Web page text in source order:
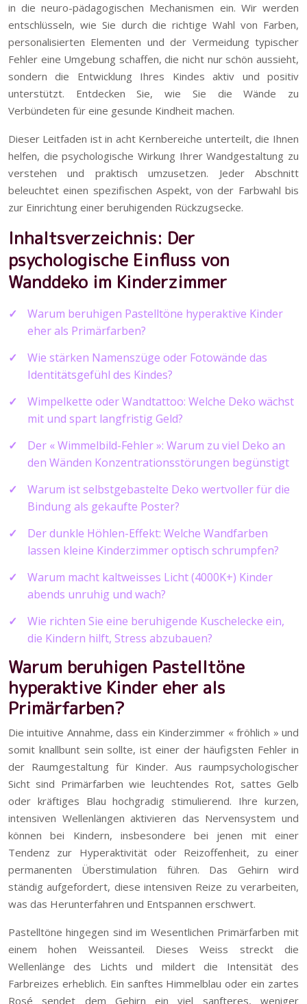
in die neuro-pädagogischen Mechanismen ein. Wir werden
entschlüsseln, wie Sie durch die richtige Wahl von Farben,
personalisierten Elementen und der Vermeidung typischer
Fehler eine Umgebung schaffen, die nicht nur schön aussieht,
sondern die Entwicklung Ihres Kindes aktiv und positiv
unterstützt. Entdecken Sie, wie Sie die Wände zu
Verbündeten für eine gesunde Kindheit machen.
Dieser Leitfaden ist in acht Kernbereiche unterteilt, die Ihnen
helfen, die psychologische Wirkung Ihrer Wandgestaltung zu
verstehen und praktisch umzusetzen. Jeder Abschnitt
beleuchtet einen spezifischen Aspekt, von der Farbwahl bis
zur Einrichtung einer beruhigenden Rückzugsecke.
Inhaltsverzeichnis: Der
psychologische Einfluss von
Wanddeko im Kinderzimmer
Warum beruhigen Pastelltöne hyperaktive Kinder
eher als Primärfarben?
Wie stärken Namenszüge oder Fotowände das
Identitätsgefühl des Kindes?
Wimpelkette oder Wandtattoo: Welche Deko wächst
mit und spart langfristig Geld?
Der « Wimmelbild-Fehler »: Warum zu viel Deko an
den Wänden Konzentrationsstörungen begünstigt
Warum ist selbstgebastelte Deko wertvoller für die
Bindung als gekaufte Poster?
Der dunkle Höhlen-Effekt: Welche Wandfarben
lassen kleine Kinderzimmer optisch schrumpfen?
Warum macht kaltweisses Licht (4000K+) Kinder
abends unruhig und wach?
Wie richten Sie eine beruhigende Kuschelecke ein,
die Kindern hilft, Stress abzubauen?
Warum beruhigen Pastelltöne
hyperaktive Kinder eher als
Primärfarben?
Die intuitive Annahme, dass ein Kinderzimmer « fröhlich » und
somit knallbunt sein sollte, ist einer der häufigsten Fehler in
der Raumgestaltung für Kinder. Aus raumpsychologischer
Sicht sind Primärfarben wie leuchtendes Rot, sattes Gelb
oder kräftiges Blau hochgradig stimulierend. Ihre kurzen,
intensiven Wellenlängen aktivieren das Nervensystem und
können bei Kindern, insbesondere bei jenen mit einer
Tendenz zur Hyperaktivität oder Reizoffenheit, zu einer
permanenten Überstimulation führen. Das Gehirn wird
ständig aufgefordert, diese intensiven Reize zu verarbeiten,
was das Herunterfahren und Entspannen erschwert.
Pastelltöne hingegen sind im Wesentlichen Primärfarben mit
einem hohen Weissanteil. Dieses Weiss streckt die
Wellenlänge des Lichts und mildert die Intensität des
Farbreizes erheblich. Ein sanftes Himmelblau oder ein zartes
Rosé sendet dem Gehirn ein viel sanfteres, weniger